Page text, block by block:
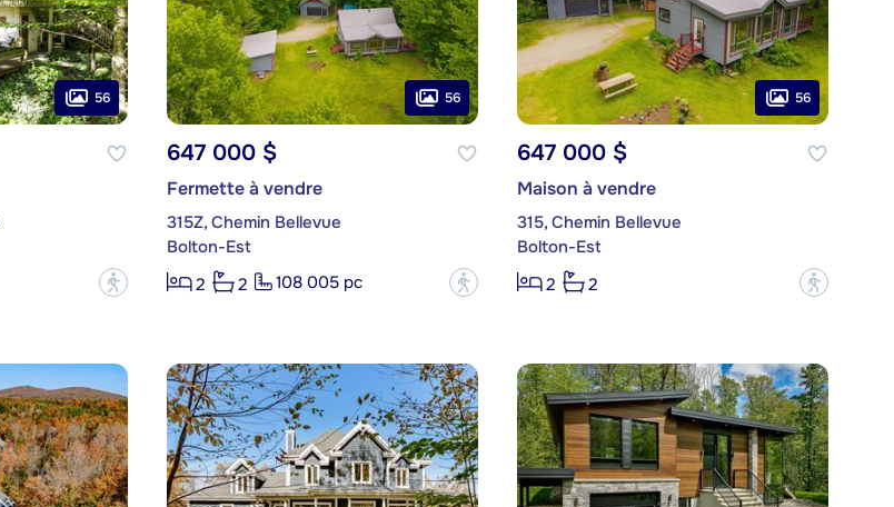
56
?
56
647 000 $
Fermette à vendre
315Z, Chemin Bellevue
Bolton-Est
2
2 108 005 pc ?
56
647 000 $
Maison à vendre
315, Chemin Bellevue
Bolton-Est
2
2 ?